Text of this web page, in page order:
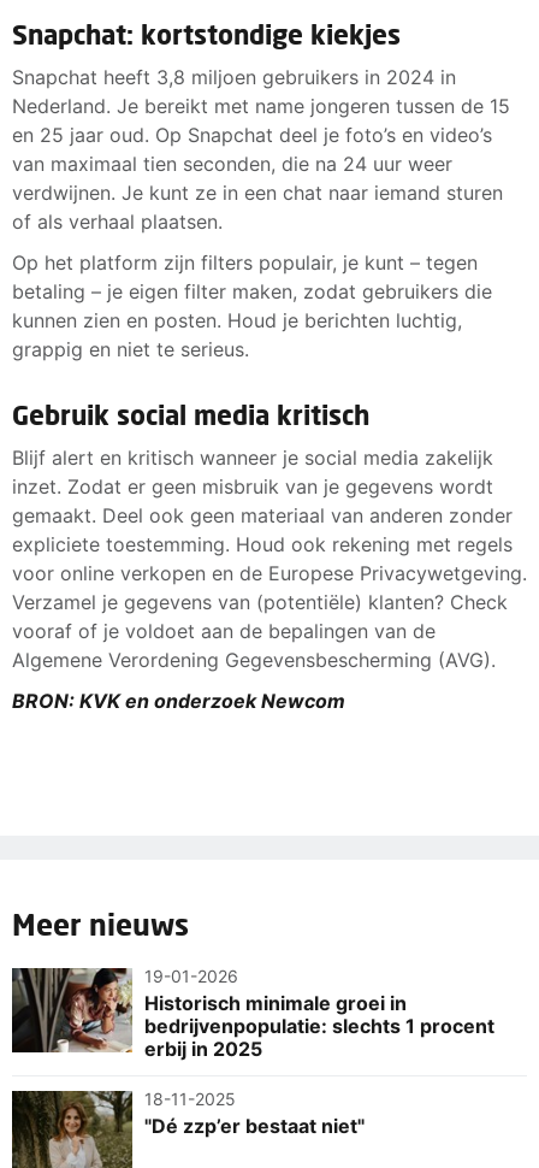
Snapchat: kortstondige kiekjes
Snapchat heeft 3,8 miljoen gebruikers in 2024 in
Nederland. Je bereikt met name jongeren tussen de 15
en 25 jaar oud. Op Snapchat deel je foto’s en video’s
van maximaal tien seconden, die na 24 uur weer
verdwijnen. Je kunt ze in een chat naar iemand sturen
of als verhaal plaatsen.
Op het platform zijn filters populair, je kunt – tegen
betaling – je eigen filter maken, zodat gebruikers die
kunnen zien en posten. Houd je berichten luchtig,
grappig en niet te serieus.
Gebruik social media kritisch
Blijf alert en kritisch wanneer je social media zakelijk
inzet. Zodat er geen misbruik van je gegevens wordt
gemaakt. Deel ook geen materiaal van anderen zonder
expliciete toestemming. Houd ook rekening met regels
voor online verkopen en de Europese Privacywetgeving.
Verzamel je gegevens van (potentiële) klanten? Check
vooraf of je voldoet aan de bepalingen van de
Algemene Verordening Gegevensbescherming (AVG).
BRON: KVK en onderzoek Newcom
Meer nieuws
19-01-2026
Historisch minimale groei in
bedrijvenpopulatie: slechts 1 procent
erbij in 2025
18-11-2025
"Dé zzp’er bestaat niet"